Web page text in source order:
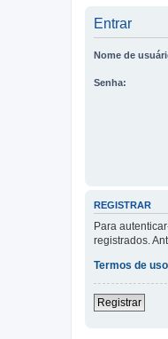
Entrar
Nome de
Senha:
REGISTRAR
Para
registrados.
Termos de uso
Registrar